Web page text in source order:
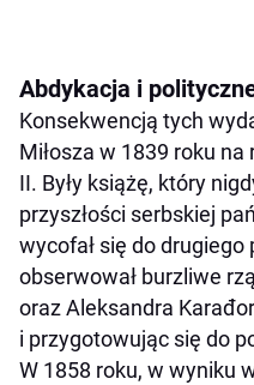
Abdykacja i
Konsekwencją tych
Miłosza w 1839 roku
II. Były książę, który
przyszłości serbskiej
wycofał się do
obserwował burzliwe
oraz Aleksandra
i przygotowując się do
W 1858 roku, w wyniku